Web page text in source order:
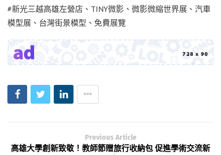
#新光三越高雄左營店、TINY微影、微影微縮世界展、汽車
模型展、台灣街景模型、免費展覽
Previous Article
高雄大學創新致敬！教師節贈旅行收納包 促進學術交流新